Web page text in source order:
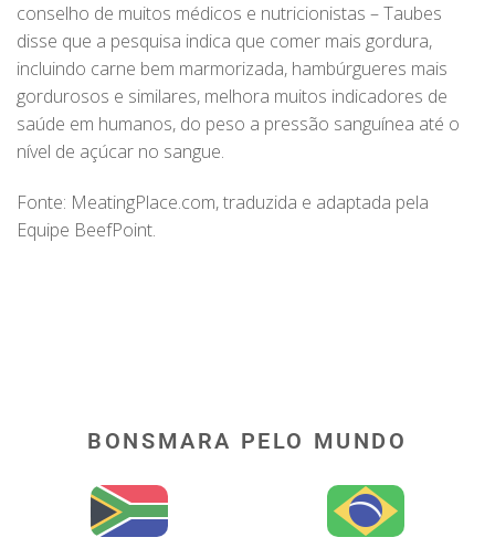
conselho de muitos médicos e nutricionistas – Taubes
disse que a pesquisa indica que comer mais gordura,
incluindo carne bem marmorizada, hambúrgueres mais
gordurosos e similares, melhora muitos indicadores de
saúde em humanos, do peso a pressão sanguínea até o
nível de açúcar no sangue.
Fonte: MeatingPlace.com, traduzida e adaptada pela
Equipe BeefPoint.
BONSMARA PELO MUNDO